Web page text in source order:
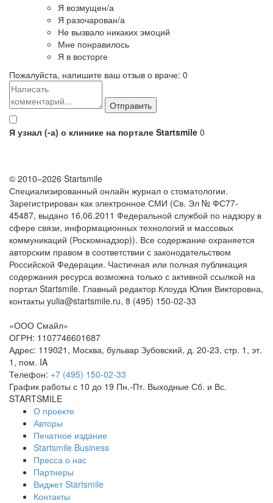
Я возмущен/а
Я разочарован/а
Не вызвало никаких эмоций
Мне понравилось
Я в восторге
Пожалуйста, напишите ваш отзыв о враче: 0
Я узнал (-а) о клинике на портале Startsmile 0
© 2010–2026 Startsmile
Специализированный онлайн журнал о стоматологии.
Зарегистрирован как электронное СМИ (Св. Эл № ФС77-
45487, выдано 16.06.2011 Федеральной службой по надзору в
сфере связи, информационных технологий и массовых
коммуникаций (Роскомнадзор)). Все содержание охраняется
авторским правом в соответствии с законодательством
Российской Федерации. Частичная или полная публикация
содержания ресурса возможна только с активной ссылкой на
портал Startsmile. Главный редактор Клоуда Юлия Викторовна,
контакты yulia@startsmile.ru, 8 (495) 150-02-33
«ООО Смайл»
ОГРН: 1107746601687
Адрес: 119021 , Москва, бульвар Зубовский, д. 20-23, стр. 1, эт.
1, пом. IA
Телефон: +7 (495) 150-02-33
График работы с 10 до 19 Пн.-Пт. Выходные Сб. и Вс.
STARTSMILE
О проекте
Авторы
Печатное издание
Startsmile Business
Пресса о нас
Партнеры
Виджет Startsmile
Контакты